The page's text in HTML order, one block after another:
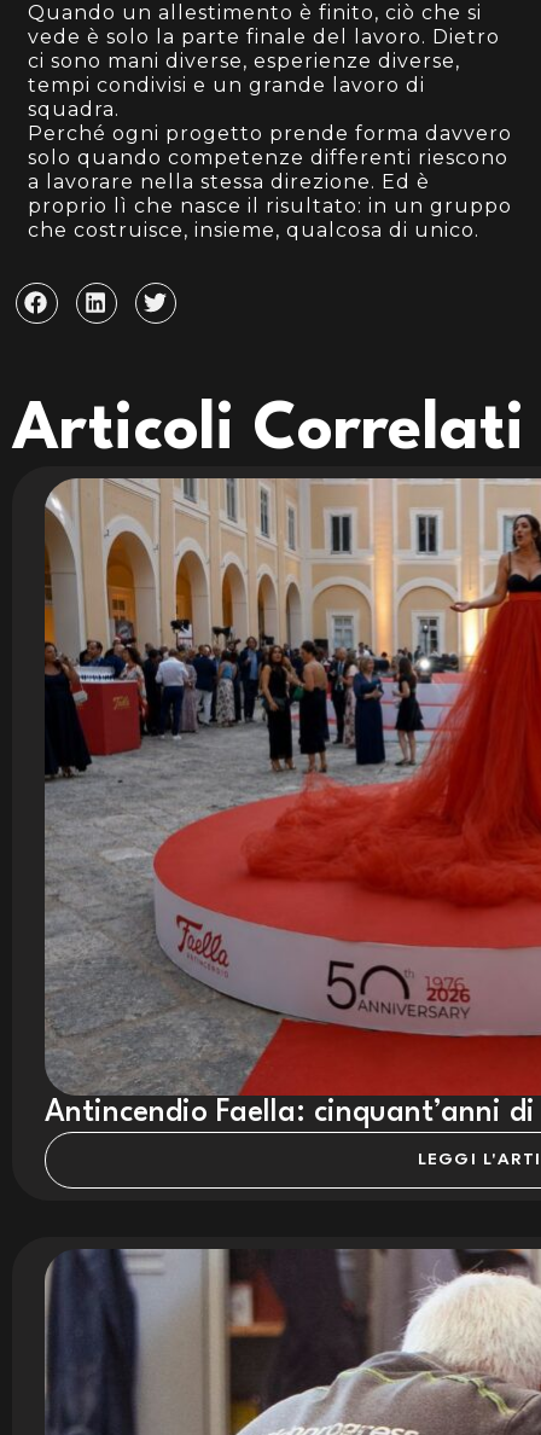
Quando un allestimento è finito, ciò che si
vede è solo la parte finale del lavoro. Dietro
ci sono mani diverse, esperienze diverse,
tempi condivisi e un grande lavoro di
squadra.
Perché ogni progetto prende forma davvero
solo quando competenze differenti riescono
a lavorare nella stessa direzione. Ed è
proprio lì che nasce il risultato: in un gruppo
che costruisce, insieme, qualcosa di unico.
Articoli Correlati
Antincendio Faella: cinquant’anni
LEGGI